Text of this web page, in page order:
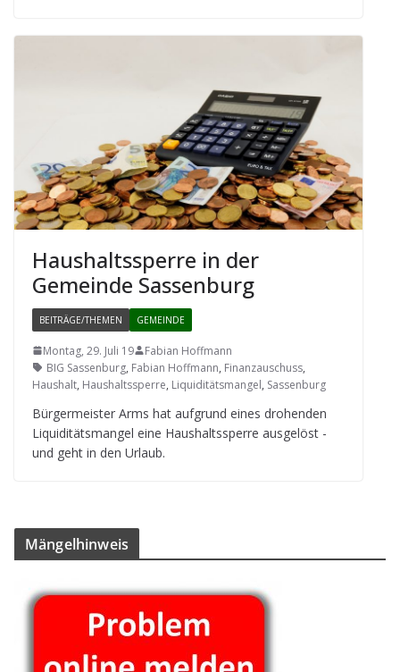
Haus­halts­sperre in der
Gemeinde Sassenburg
BEITRÄGE/THEMEN GEMEINDE
Montag, 29. Juli 19
Fabian Hoffmann
BIG Sassenburg, Fabian Hoffmann, Finanzauschuss,
Haushalt, Haushaltssperre, Liquiditätsmangel, Sassenburg
Bür­ger­meis­ter Arms hat auf­grund eines dro­hen­den
Liqui­di­täts­man­gel eine Haus­halts­sperre aus­ge­löst -
und geht in den Urlaub.
Män­gel­hin­weis